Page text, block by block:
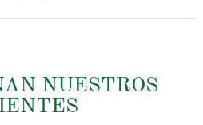
NUESTROS